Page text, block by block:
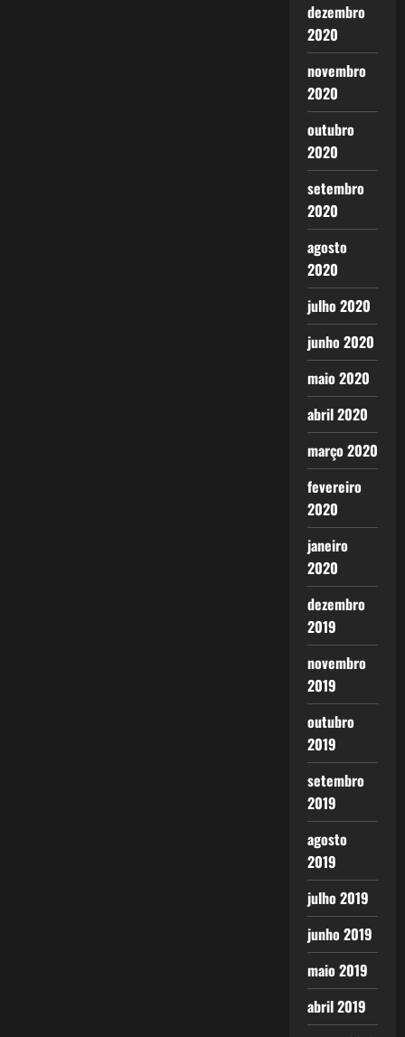
dezembro
2020
novembro
2020
outubro
2020
setembro
2020
agosto
2020
julho 2020
junho 2020
maio 2020
abril 2020
março 2020
fevereiro
2020
janeiro
2020
dezembro
2019
novembro
2019
outubro
2019
setembro
2019
agosto
2019
julho 2019
junho 2019
maio 2019
abril 2019